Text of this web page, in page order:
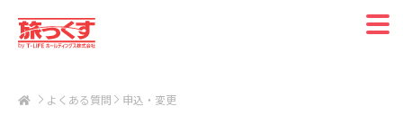
よくある質問 申込・変更